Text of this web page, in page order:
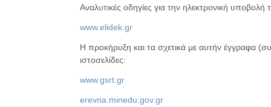
Αναλυτικές οδηγίες για την ηλεκτρονική
www.elidek.gr
Η προκήρυξη και τα σχετικά με αυτήν έγγραφα
ιστοσελίδες:
www.gsrt.gr
erevna.minedu.gov.gr